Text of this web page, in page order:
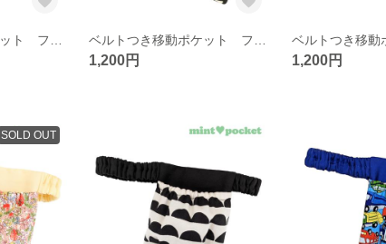
1,200円 1,200円
SOLD OUT